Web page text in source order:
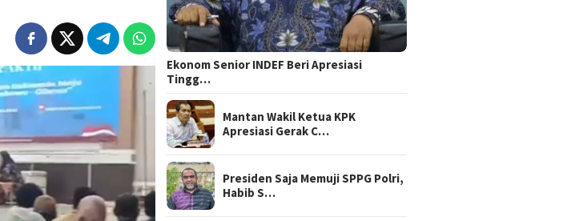
Ekonom Senior INDEF Beri Apresiasi
Tingg…
Mantan Wakil Ketua KPK
Apresiasi Gerak C…
Presiden Saja Memuji SPPG Polri,
Habib S…